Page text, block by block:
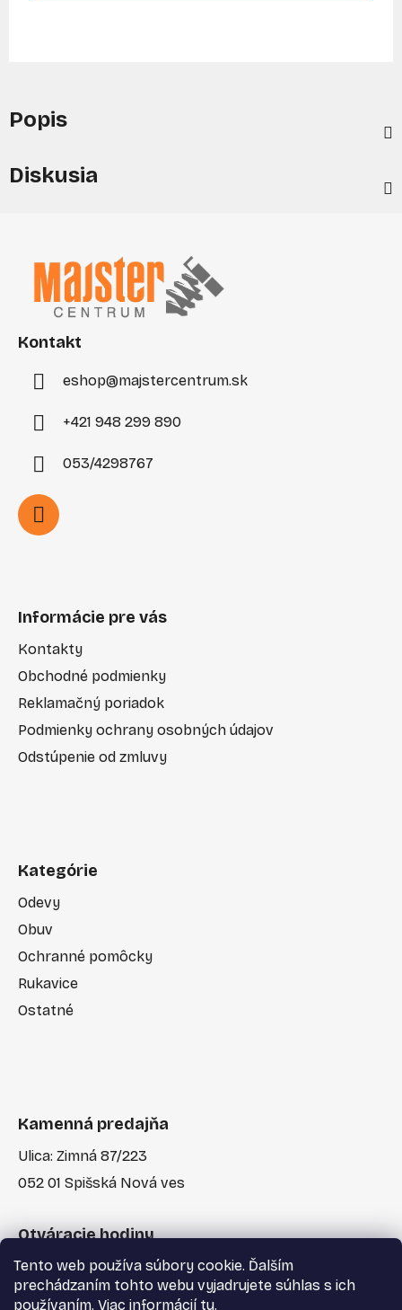
Tento web používa súbory cookie. Ďalším
prechádzaním tohto webu vyjadrujete súhlas s ich
používaním. Viac informácií tu.
Popis
Diskusia
Kontakt
eshop@majstercentrum.sk
+421 948 299 890
053/4298767
Informácie pre vás
Kontakty
Obchodné podmienky
Reklamačný poriadok
Podmienky ochrany osobných údajov
Odstúpenie od zmluvy
Kategórie
Odevy
Obuv
Ochranné pomôcky
Rukavice
Ostatné
Kamenná predajňa
Ulica: Zimná 87/223
052 01 Spišská Nová ves
Otváracie hodiny
Po-Pia: 7:30 - 17:00